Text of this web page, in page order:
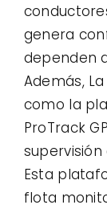
genera
dependen
Además,
como la
ProTrack
Esta
flota